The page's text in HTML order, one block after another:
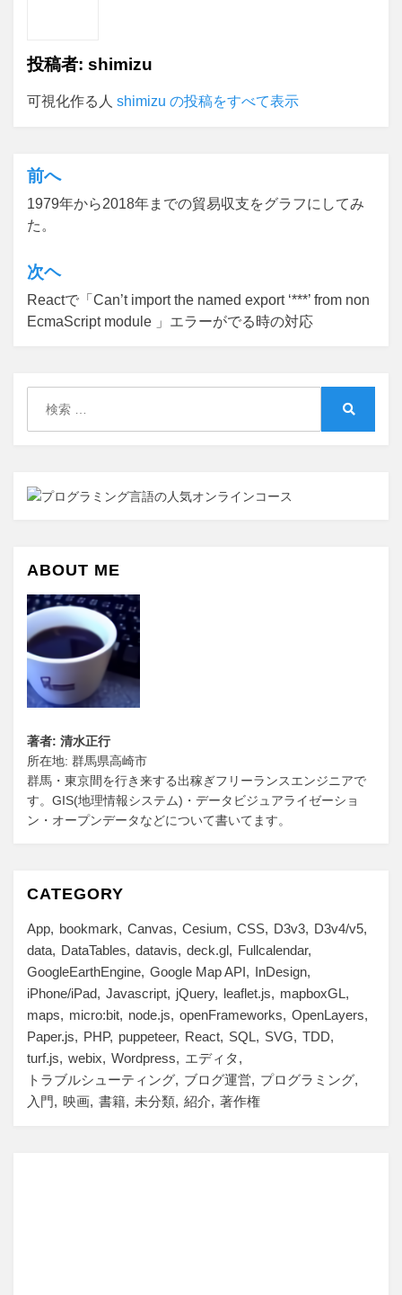
投稿者: shimizu
可視化作る人 shimizu の投稿をすべて表示
投
稿
ナ
ビ
ゲ
ー
ョ
ン
前へ
1979年から2018年までの貿易収支をグラフにしてみ
た。
次ヘ
Reactで「Can’t import the named export ‘***’ from non
EcmaScript module 」エラーがでる時の対応
ABOUT ME
著者: 清水正行
所在地: 群馬県高崎市
群馬・東京間を行き来する出稼ぎフリーランスエンジニアで
す。GIS(地理情報システム)・データビジュアライゼーショ
ン・オープンデータなどについて書いてます。
CATEGORY
App bookmark Canvas Cesium CSS D3v3
D3v4/v5
data
DataTables datavis deck.gl
Fullcalendar
GoogleEarthEngine Google Map API
InDesign
iPhone/iPad Javascript jQuery leaflet.js
mapboxGL
maps
micro:bit node.js openFrameworks
OpenLayers
Paper.js
PHP puppeteer React SQL SVG
TDD
turf.js
webix Wordpress
エディタ
トラブルシューティング
ブログ運営
プログラミング
入門
映画 書籍 未分類 紹介 著作権